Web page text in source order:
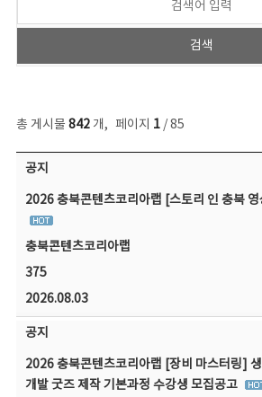
총 게시물 842개, 페이지 1/ 85
공지사항 목록 - 번호, 제목, 작성자, 파일, 조회수, 작성일 정보 제공
공지
2026 충북콘텐츠코리아랩 [스토리 인 충북
충북콘텐츠코리아랩
375
2026.08.03
공지
2026 충북콘텐츠코리아랩 [장비 마스터링]
개발 굿즈 제작 기본과정 수강생 모집공고